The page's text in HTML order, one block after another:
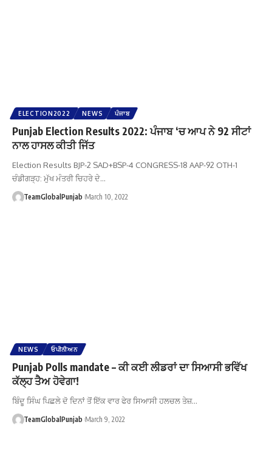
ELECTION2022 NEWS ਪੰਜਾਬ
Punjab Election Results 2022: ਪੰਜਾਬ ‘ਚ ਆਪ ਨੇ 92 ਸੀਟਾਂ
ਨਾਲ ਹਾਸਲ ਕੀਤੀ ਜਿੱਤ
Election Results BJP-2 SAD+BSP-4 CONGRESS-18 AAP-92 OTH-1
ਚੰਡੀਗੜ੍ਹ: ਮੁੱਖ ਮੰਤਰੀ ਚਿਹਰੇ ਦੇ…
TeamGlobalPunjab March 10, 2022
NEWS ਓਪੀਨੀਅਨ
Punjab Polls mandate – ਕੀ ਕਈ ਲੀਡਰਾਂ ਦਾ ਸਿਆਸੀ ਭਵਿੱਖ
ਕੱਲ੍ਹ ਤੈਅ ਹੋਵੇਗਾ!
ਬਿੰਦੂ ਸਿੰਘ ਪਿਛਲੇ ਦੋ ਦਿਨਾਂ ਤੋਂ ਇੱਕ ਵਾਰ ਫੇਰ ਸਿਆਸੀ ਹਲਚਲ ਤੇਜ਼…
TeamGlobalPunjab March 9, 2022